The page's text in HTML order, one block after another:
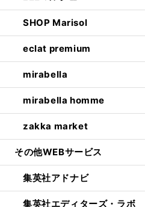
SHOP Marisol
eclat premium
mirabella
mirabella homme
zakka market
その他WEBサービス
集英社アドナビ
集英社エディターズ・ラボ